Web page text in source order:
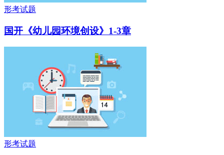
形考试题
国开《幼儿园环境创设》1-3章
形考试题